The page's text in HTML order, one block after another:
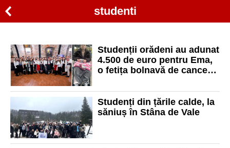
studenti
Studenții orădeni au adunat
4.500 de euro pentru Ema,
o fetița bolnavă de cancer
Studenți din țările calde, la
săniuș în Stâna de Vale